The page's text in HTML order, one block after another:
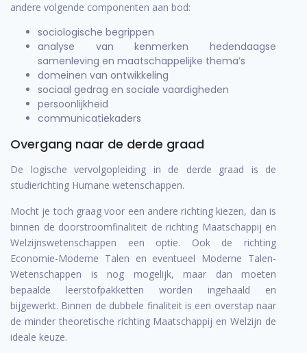
andere volgende componenten aan bod:
sociologische begrippen
analyse van kenmerken hedendaagse
samenleving en maatschappelijke thema’s
domeinen van ontwikkeling
sociaal gedrag en sociale vaardigheden
persoonlijkheid
communicatiekaders
Overgang naar de derde graad
De logische vervolgopleiding in de derde graad is de
studierichting Humane wetenschappen.
Mocht je toch graag voor een andere richting kiezen, dan is
binnen de doorstroomfinaliteit de richting Maatschappij en
Welzijnswetenschappen een optie. Ook de richting
Economie-Moderne Talen en eventueel Moderne Talen-
Wetenschappen is nog mogelijk, maar dan moeten
bepaalde leerstofpakketten worden ingehaald en
bijgewerkt. Binnen de dubbele finaliteit is een overstap naar
de minder theoretische richting Maatschappij en Welzijn de
ideale keuze.